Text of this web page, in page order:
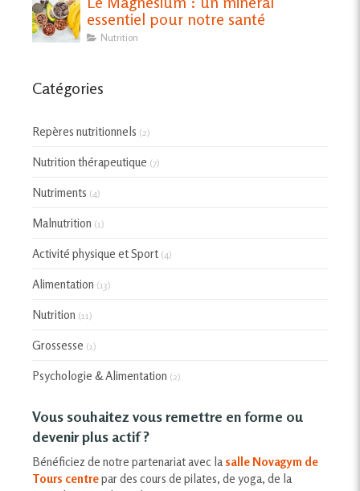
essentiel pour notre santé
Nutrition
Catégories
Repères nutritionnels (2)
Nutrition thérapeutique (7)
Nutriments (4)
Malnutrition (1)
Activité physique et Sport (4)
Alimentation (13)
Nutrition (11)
Grossesse (1)
Psychologie & Alimentation (2)
Vous souhaitez vous remettre en forme ou
devenir plus actif ?
Bénéficiez de notre partenariat avec la salle Novagym de
Tours centrepar des cours de pilates, de yoga, de la